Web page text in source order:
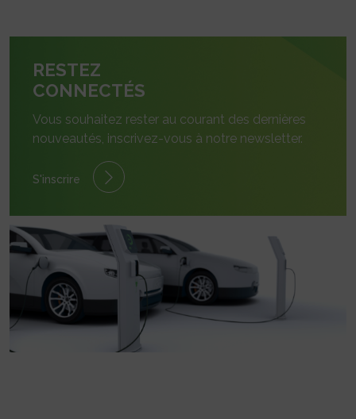
RESTEZ
CONNECTÉS
Vous souhaitez rester au courant des dernières
nouveautés, inscrivez-vous à notre newsletter.
S'inscrire